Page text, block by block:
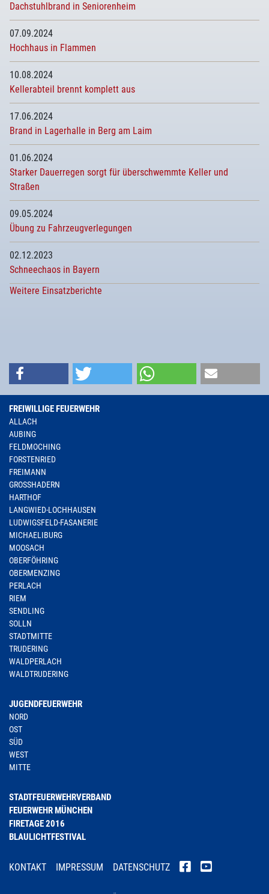
Dachstuhlbrand in Seniorenheim
07.09.2024
Hochhaus in Flammen
10.08.2024
Kellerabteil brennt komplett aus
17.06.2024
Brand in Lagerhalle in Berg am Laim
01.06.2024
Starker Dauerregen sorgt für überschwemmte Keller und
Straßen
09.05.2024
Übung zu Fahrzeugverlegungen
02.12.2023
Schneechaos in Bayern
Weitere Einsatzberichte
FREIWILLIGE FEUERWEHR
ALLACH
AUBING
FELDMOCHING
FORSTENRIED
FREIMANN
GROSSHADERN
HARTHOF
LANGWIED-LOCHHAUSEN
LUDWIGSFELD-FASANERIE
MICHAELIBURG
MOOSACH
OBERFÖHRING
OBERMENZING
PERLACH
RIEM
SENDLING
SOLLN
STADTMITTE
TRUDERING
WALDPERLACH
WALDTRUDERING
JUGENDFEUERWEHR
NORD
OST
SÜD
WEST
MITTE
STADTFEUERWEHRVERBAND
FEUERWEHR MÜNCHEN
FIRETAGE 2016
BLAULICHTFESTIVAL
KONTAKT IMPRESSUM DATENSCHUTZ